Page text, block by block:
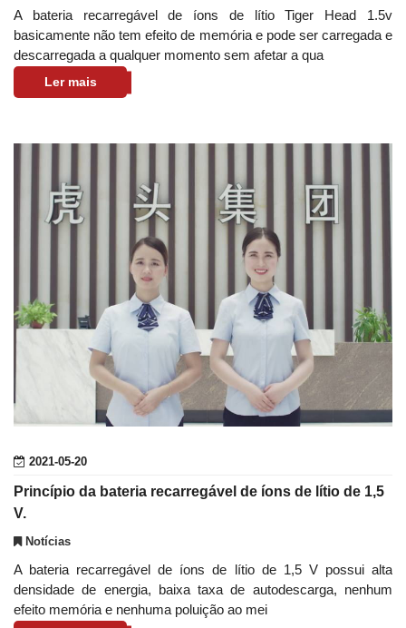
A bateria recarregável de íons de lítio Tiger Head 1.5v
basicamente não tem efeito de memória e pode ser carregada e
descarregada a qualquer momento sem afetar a qua
Ler mais
2021-05-20
Princípio da bateria recarregável de íons de lítio de 1,5
V.
Notícias
A bateria recarregável de íons de lítio de 1,5 V possui alta
densidade de energia, baixa taxa de autodescarga, nenhum
efeito memória e nenhuma poluição ao mei